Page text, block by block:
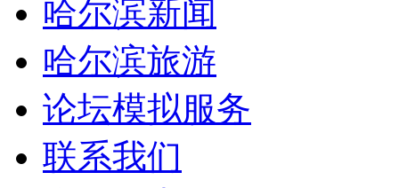
哈尔滨新闻
哈尔滨旅游
论坛模拟服务
联系我们